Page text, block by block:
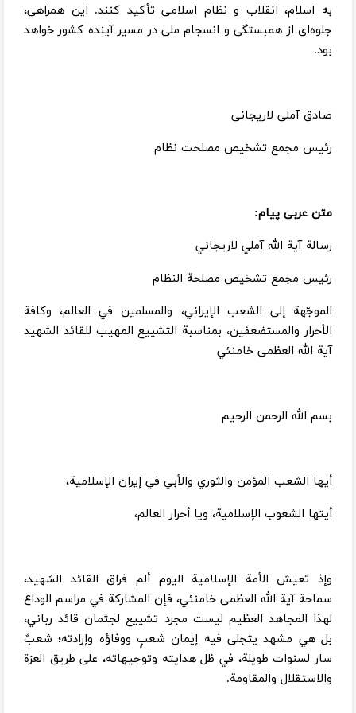
به اسلام، انقلاب و نظام اسلامی تأکید کنند. این همراهی،
جلوه‌ای از همبستگی و انسجام ملی در مسیر آینده کشور خواهد
بود.
صادق آملی لاریجانی
رئیس مجمع تشخیص مصلحت نظام
متن عربی پیام:
رسالة آية الله آملي لاريجاني
رئيس مجمع تشخيص مصلحة النظام
الموجّهة إلى الشعب الإيراني، والمسلمين في العالم، وكافة
الأحرار والمستضعفين، بمناسبة التشييع المهيب للقائد الشهيد
آية الله العظمى خامنئي
بسم الله الرحمن الرحيم
أيها الشعب المؤمن والثوري والأبي في إيران الإسلامية،
أيتها الشعوب الإسلامية، ويا أحرار العالم،
وإذ تعيش الأمة الإسلامية اليوم ألم فراق القائد الشهيد،
سماحة آية الله العظمى خامنئي، فإن المشاركة في مراسم الوداع
لهذا المجاهد العظيم ليست مجرد تشييع لجثمان قائد رباني،
بل هي مشهد يتجلى فيه إيمان شعبٍ ووفاؤه وإرادته؛ شعبٌ
سار لسنوات طويلة، في ظل هدايته وتوجيهاته، على طريق العزة
والاستقلال والمقاومة.